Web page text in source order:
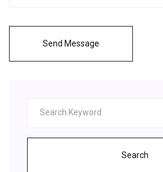
Send Message
Search